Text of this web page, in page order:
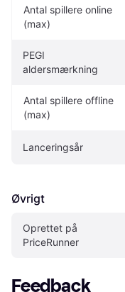
Antal spillere online
(max)
PEGI
aldersmærkning
Antal spillere offline
(max)
Lanceringsår
Øvrigt
Oprettet på
PriceRunner
Feedback